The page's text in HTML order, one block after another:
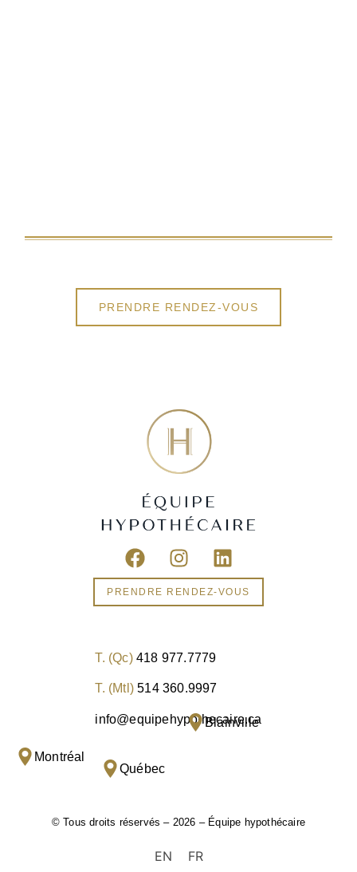
PRENDRE RENDEZ-VOUS
PRENDRE RENDEZ-VOUS
T. (Qc) 418 977.7779
T. (Mtl)514 360.9997
info@equipehypothecaire.ca
Montréal
Blainville
Québec
© Tous droits réservés – 2026 – Équipe hypothécaire
EN FR